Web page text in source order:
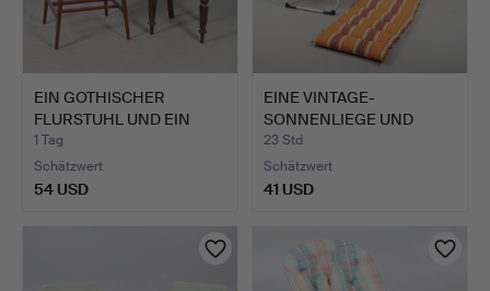
EIN GOTHISCHER
FLURSTUHL UND EIN
BEISTELLT…
1 Tag
Schätzwert
54 USD
EINE VINTAGE-
SONNENLIEGE UND
KISSEN.
23 Std
Schätzwert
41 USD